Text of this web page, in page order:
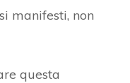
manifesti, non
questa